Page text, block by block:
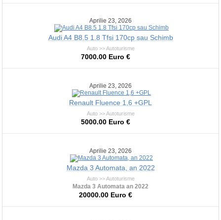
Aprilie 23, 2026
Audi A4 B8.5 1.8 Tfsi 170cp sau Schimb
Auto >> Autoturisme
7000.00 Euro €
Aprilie 23, 2026
Renault Fluence 1,6 +GPL
Auto >> Autoturisme
5000.00 Euro €
Aprilie 23, 2026
Mazda 3 Automata, an 2022
Auto >> Autoturisme
Mazda 3 Automata an 2022
20000.00 Euro €